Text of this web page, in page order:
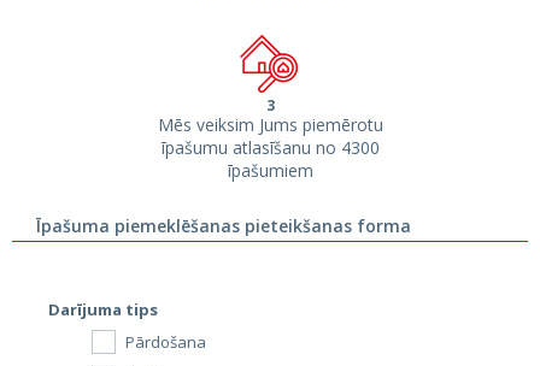
3
Mēs veiksim Jums piemērotu
īpašumu atlasīšanu no 4300
īpašumiem
Īpašuma piemeklēšanas pieteikšanas forma
Darījuma tips
Pārdošana